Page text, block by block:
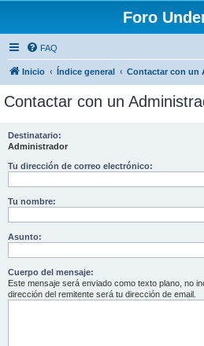
Foro
FAQ
Inicio Índice general Contactar con un
Contactar con un
Destinatario:
Administrador
Tu dirección de correo electrónico:
Tu nombre:
Asunto:
Cuerpo del mensaje:
Este mensaje será enviado como texto plano, no
dirección del remitente será tu dirección de email.